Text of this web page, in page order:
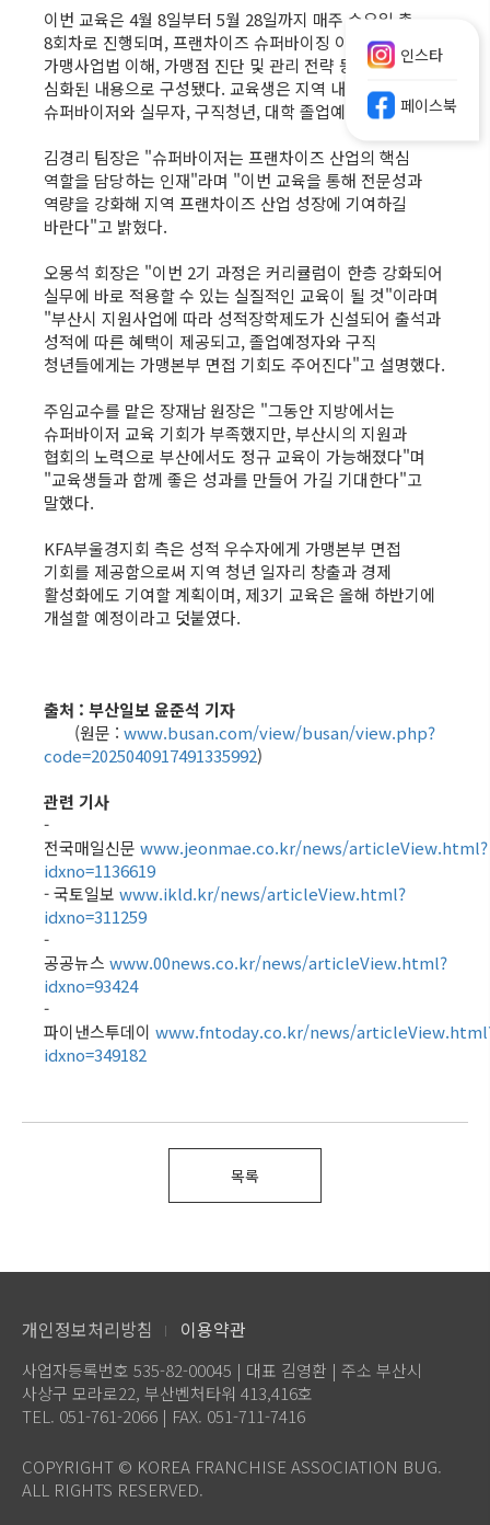
이번 교육은 4월 8일부터 5월 28일까지 매주 수요일 총
8회차로 진행되며, 프랜차이즈 슈퍼바이징 이론,
가맹사업법 이해, 가맹점 진단 및 관리 전략 등 1기보다
심화된 내용으로 구성됐다. 교육생은 지역 내 가맹본부 소속
슈퍼바이저와 실무자, 구직청년, 대학 졸업예정자 등이다.
김경리 팀장은 "슈퍼바이저는 프랜차이즈 산업의 핵심
역할을 담당하는 인재"라며 "이번 교육을 통해 전문성과
역량을 강화해 지역 프랜차이즈 산업 성장에 기여하길
바란다"고 밝혔다.
오몽석 회장은 "이번 2기 과정은 커리큘럼이 한층 강화되어
실무에 바로 적용할 수 있는 실질적인 교육이 될 것"이라며
"부산시 지원사업에 따라 성적장학제도가 신설되어 출석과
성적에 따른 혜택이 제공되고, 졸업예정자와 구직
청년들에게는 가맹본부 면접 기회도 주어진다"고 설명했다.
주임교수를 맡은 장재남 원장은 "그동안 지방에서는
슈퍼바이저 교육 기회가 부족했지만, 부산시의 지원과
협회의 노력으로 부산에서도 정규 교육이 가능해졌다"며
"교육생들과 함께 좋은 성과를 만들어 가길 기대한다"고
말했다.
KFA부울경지회 측은 성적 우수자에게 가맹본부 면접
기회를 제공함으로써 지역 청년 일자리 창출과 경제
활성화에도 기여할 계획이며, 제3기 교육은 올해 하반기에
개설할 예정이라고 덧붙였다.
출처 : 부산일보 윤준석 기자
(원문 : www.busan.com/view/busan/view.php?
code=2025040917491335992)
관련 기사
-
전국매일신문 www.jeonmae.co.kr/news/articleView.html?
idxno=1136619
- 국토일보 www.ikld.kr/news/articleView.html?
idxno=311259
-
공공뉴스 www.00news.co.kr/news/articleView.html?
idxno=93424
-
파이낸스투데이 www.fntoday.co.kr/news/
idxno=349182
목록
인스타
페이스북
개인정보처리방침 이용약관
사업자등록번호 535-82-00045 | 대표 김영환 | 주소 부산시
사상구 모라로22, 부산벤처타워 413,416호
TEL. 051-761-2066 | FAX. 051-711-7416
COPYRIGHT © KOREA FRANCHISE ASSOCIATION BUG.
ALL RIGHTS RESERVED.